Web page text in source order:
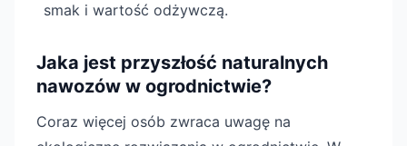
smak i wartość odżywczą.
Jaka jest przyszłość naturalnych
nawozów w ogrodnictwie?
Coraz więcej osób zwraca uwagę na